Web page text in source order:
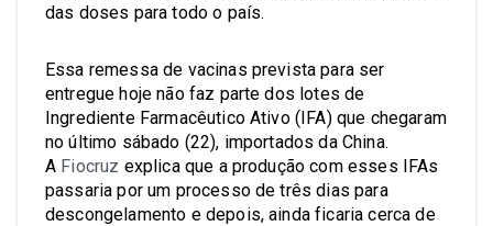
das doses para todo o país.
Essa remessa de vacinas prevista para ser
entregue hoje não faz parte dos lotes de
Ingrediente Farmacêutico Ativo (IFA) que chegaram
no último sábado (22), importados da China.
A Fiocruz explica que a produção com esses IFAs
passaria por um processo de três dias para
descongelamento e depois, ainda ficaria cerca de